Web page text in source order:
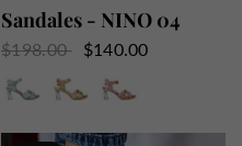
Sandales - NINO 04
$198.00
$140.00